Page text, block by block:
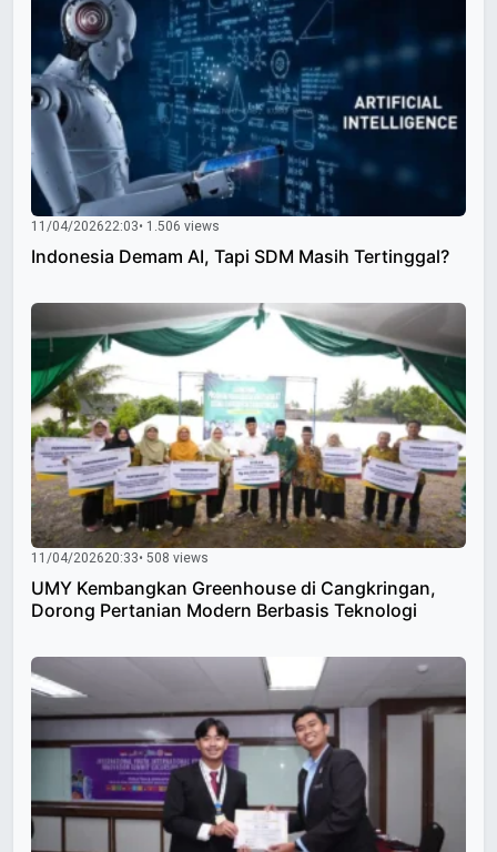
11/04/202622:03• 1.506 views
Indonesia Demam AI, Tapi SDM Masih Tertinggal?
11/04/202620:33• 508 views
UMY Kembangkan Greenhouse di Cangkringan,
Dorong Pertanian Modern Berbasis Teknologi